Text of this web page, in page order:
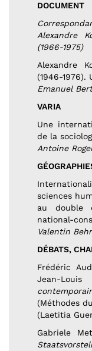
DOCUMENT
Alexandre
(1966-1975)
Alexandre
(1946-1976).
Emanuel
VARIA
Une
de la
Antoine
sciences
au double
national-
Valentin Behr
DÉBATS,
Frédéric
Jean-
(Méthodes
(Laetitia
Gabriele